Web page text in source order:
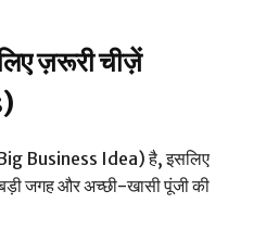
ज़रूरी चीज़ें
Business Idea) है, इसलिए
जगह और अच्छी-खासी पूंजी की